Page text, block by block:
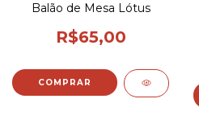
Balão de Mesa Lótus
R$65,00